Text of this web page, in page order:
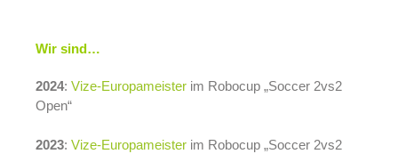
Wir sind…
2024: Vize-Europameister im Robocup „Soccer 2vs2
Open“
2023: Vize-Europameister im Robocup „Soccer 2vs2